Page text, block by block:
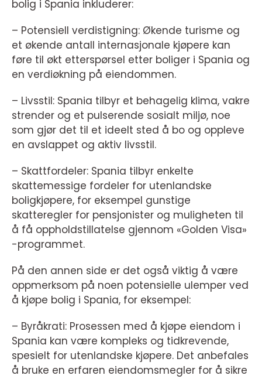
bolig i Spania inkluderer:
– Potensiell verdistigning: Økende turisme og
et økende antall internasjonale kjøpere kan
føre til økt etterspørsel etter boliger i Spania og
en verdiøkning på eiendommen.
– Livsstil: Spania tilbyr et behagelig klima, vakre
strender og et pulserende sosialt miljø, noe
som gjør det til et ideelt sted å bo og oppleve
en avslappet og aktiv livsstil.
– Skattfordeler: Spania tilbyr enkelte
skattemessige fordeler for utenlandske
boligkjøpere, for eksempel gunstige
skatteregler for pensjonister og muligheten til
å få oppholdstillatelse gjennom «Golden Visa»
-programmet.
På den annen side er det også viktig å være
oppmerksom på noen potensielle ulemper ved
å kjøpe bolig i Spania, for eksempel:
– Byråkrati: Prosessen med å kjøpe eiendom i
Spania kan være kompleks og tidkrevende,
spesielt for utenlandske kjøpere. Det anbefales
å bruke en erfaren eiendomsmegler for å sikre